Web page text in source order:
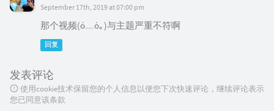
September 17th, 2019 at 07:00 pm
那个视频(ó﹏ò｡)与主题严重不符啊
回复
发表评论
使用cookie技术保留您的个人信息以便您下次快速评论，继续评论表示
您已同意该条款